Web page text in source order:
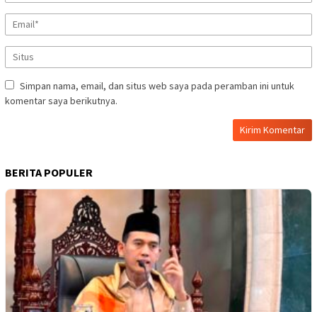
Simpan nama, email, dan situs web saya pada peramban ini untuk
komentar saya berikutnya.
BERITA POPULER